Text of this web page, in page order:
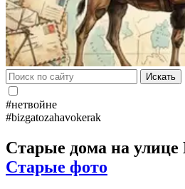
Искать
#нетвойне
#bizgatozahavokerak
Старые дома на
Старые фото